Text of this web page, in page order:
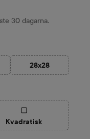
30 dagarna.
närvarande inte
alternativet är för
28x28
(Det här
Kvadratisk(Det här alternativet